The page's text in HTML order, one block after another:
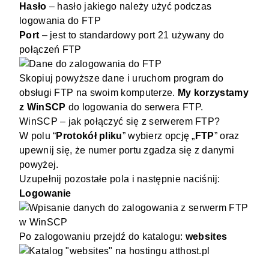
Hasło – hasło jakiego należy użyć podczas
logowania do FTP
Port – jest to standardowy port 21 używany do
połączeń FTP
Skopiuj powyższe dane i uruchom program do
obsługi FTP na swoim komputerze. My korzystamy
z WinSCP do logowania do serwera FTP.
WinSCP – jak połączyć się z serwerem FTP?
W polu “Protokół pliku” wybierz opcję „ FTP” oraz
upewnij się, że numer portu zgadza się z danymi
powyżej.
Uzupełnij pozostałe pola i następnie naciśnij:
Logowanie
Po zalogowaniu przejdź do katalogu: websites